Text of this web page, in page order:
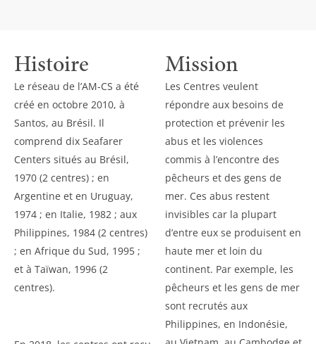
Histoire
Le réseau de l’AM-CS a été
créé en octobre 2010, à
Santos, au Brésil. Il
comprend dix Seafarer
Centers situés au Brésil,
1970 (2 centres) ; en
Argentine et en Uruguay,
1974 ; en Italie, 1982 ; aux
Philippines, 1984 (2 centres)
; en Afrique du Sud, 1995 ;
et à Taïwan, 1996 (2
centres).
Mission
Les Centres veulent
répondre aux besoins de
protection et prévenir les
abus et les violences
commis à l’encontre des
pêcheurs et des gens de
mer. Ces abus restent
invisibles car la plupart
d’entre eux se produisent en
haute mer et loin du
continent. Par exemple, les
pêcheurs et les gens de mer
sont recrutés aux
Philippines, en Indonésie,